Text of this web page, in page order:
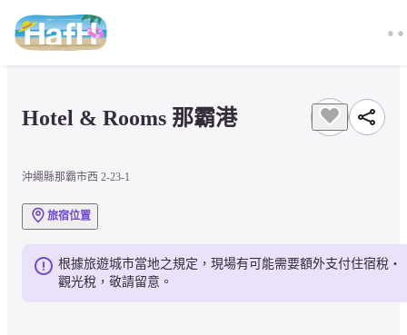
Hotel & Rooms 那霸港
沖繩縣那霸市西 2-23-1
旅宿位置
根據旅遊城市當地之規定，現場有可能需要額外支付住宿稅・
觀光稅，敬請留意。